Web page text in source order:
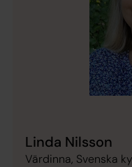
Linda Nilsson
Värdinna, Svenska